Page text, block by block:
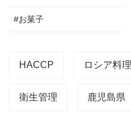
#お菓子
HACCP ロシア料理
衛生管理 鹿児島県